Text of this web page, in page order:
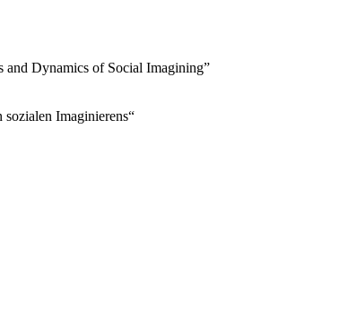
and Dynamics of Social Imagining”
Imaginierens“